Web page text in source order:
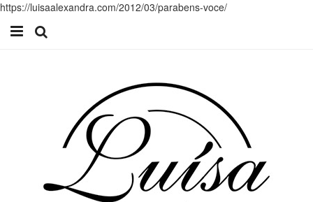
https://luisaalexandra.com/2012/03/parabens-voce/